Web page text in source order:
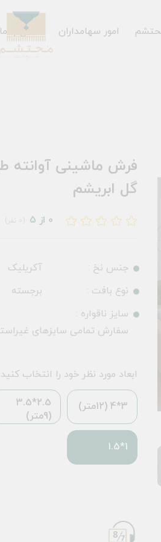
امور سهامداران تماس با ما
گل ابریشم
0 از 5
جنس نخ :
آکریلیک
نوع بافت :
برجسته
سایز ناقواره :
سفارش تمامی سایزهای
ابعاد مورد نظر خود را انتخاب
3*4 (12متر)
2.5*3.5
(9متر)
1*1.5